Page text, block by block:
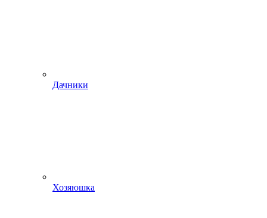
Дачники
Хозяюшка